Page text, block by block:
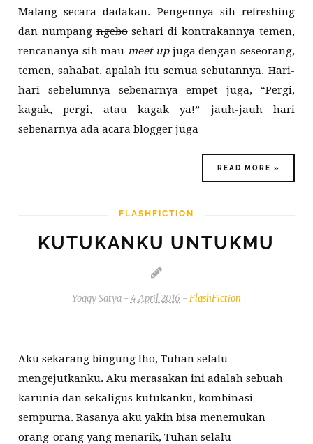
Malang secara dadakan. Pengennya sih refreshing
dan numpangngebosehari di kontrakannya temen,
rencananya sih maumeet upjuga dengan seseorang,
temen, sahabat, apalah itu semua sebutannya. Hari-
hari sebelumnya sebenarnya empet juga, “Pergi,
kagak, pergi, atau kagak ya!” jauh-jauh hari
sebenarnya ada acara blogger juga
READ MORE »
FLASHFICTION
KUTUKANKU UNTUKMU
Yoggy Satya - 4 April 2016 - FlashFiction
Aku sekarang bingung lho, Tuhan selalu
mengejutkanku. Aku merasakan ini adalah sebuah
karunia dan sekaligus kutukanku, kombinasi
sempurna. Rasanya aku yakin bisa menemukan
orang-orang yang menarik, Tuhan selalu